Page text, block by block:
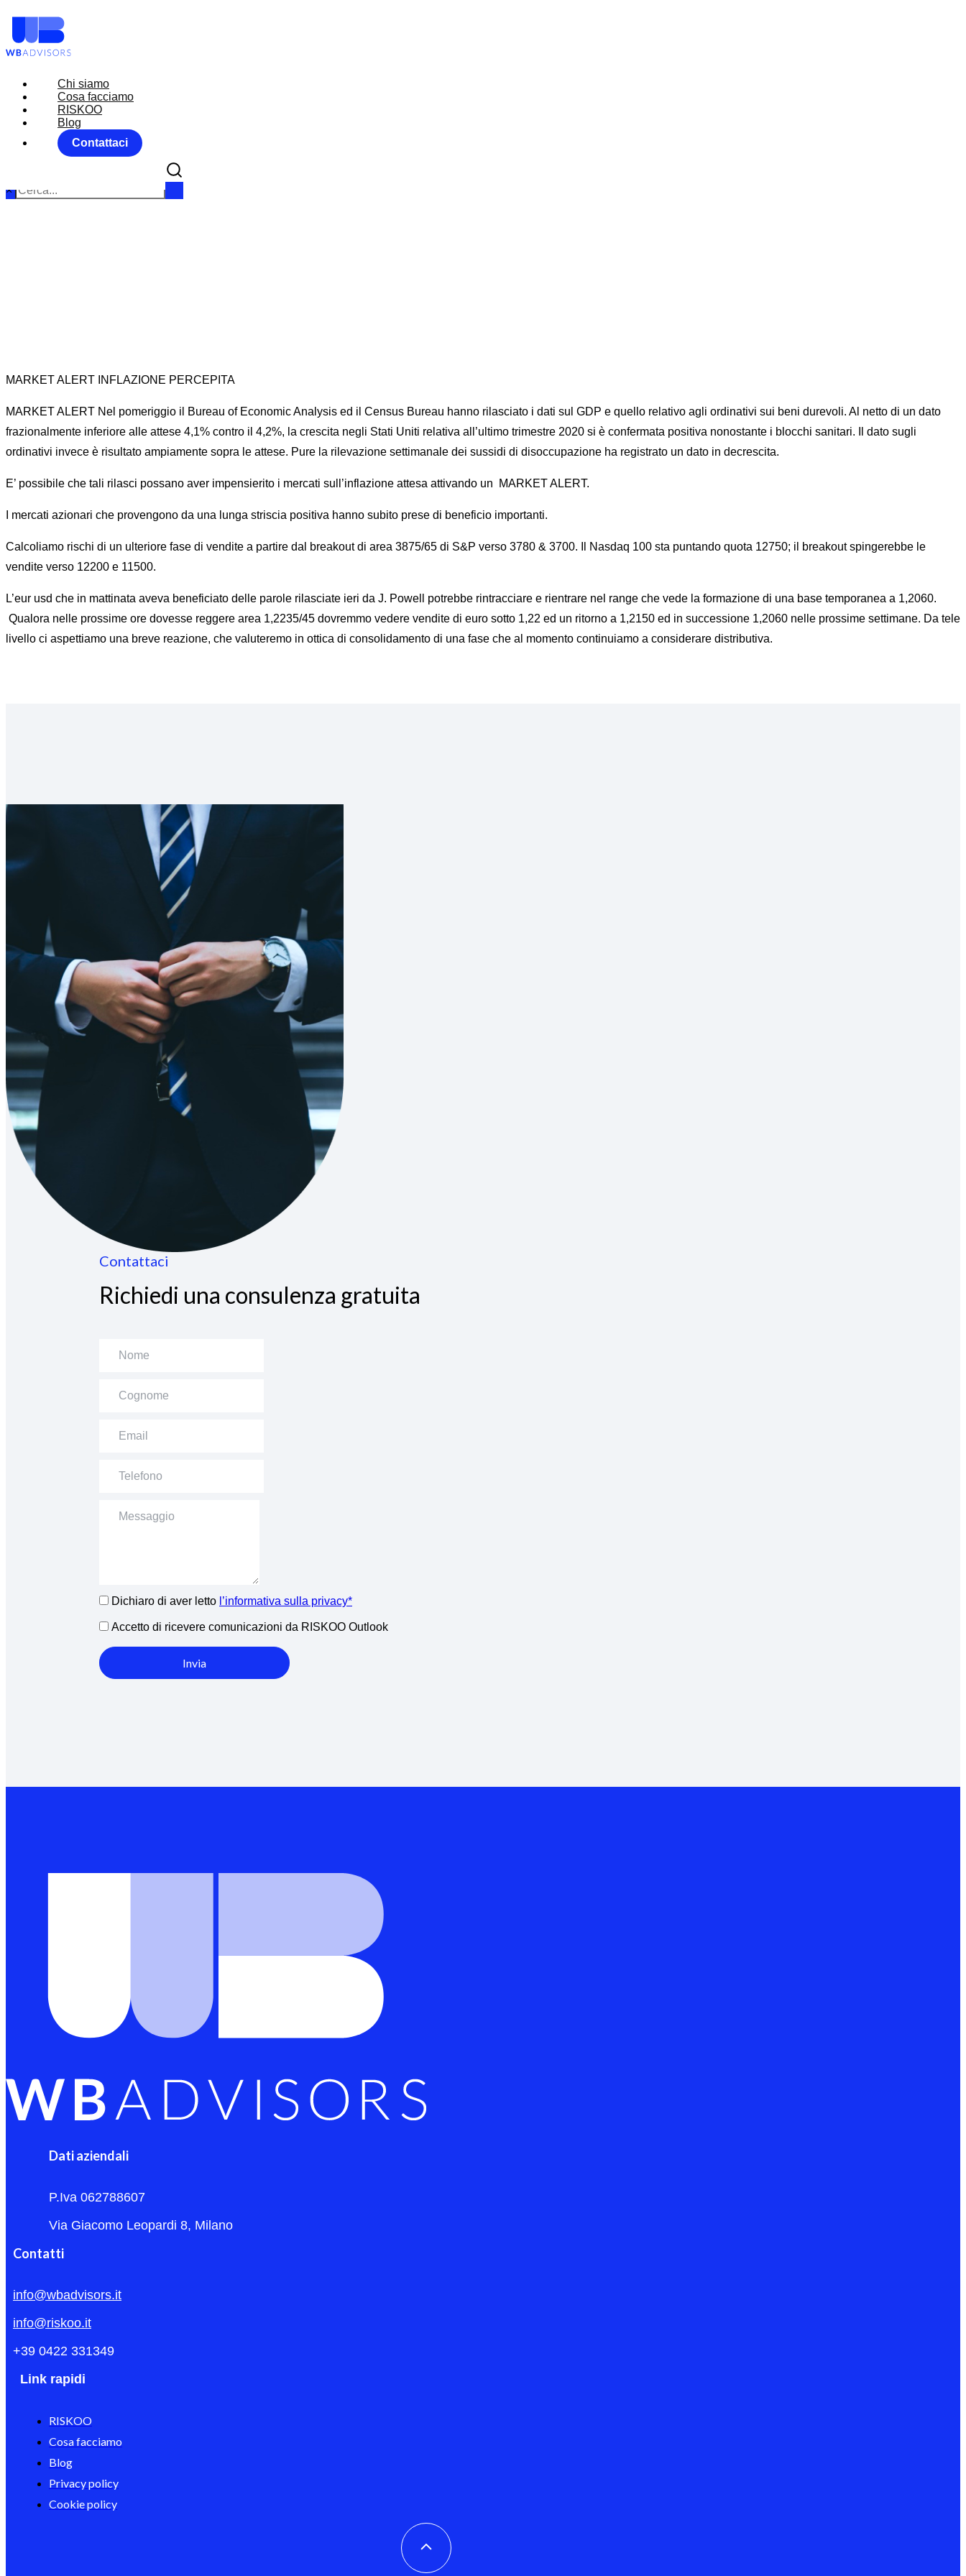
Chi siamo
Cosa facciamo
RISKOO
Blog
Contattaci
Chi siamo
Cosa facciamo
RISKOO
Blog
Contattaci
×
MARKET ALERT INFLAZIONE PERCEPITA
MARKET ALERT Nel pomeriggio il Bureau of Economic Analysis ed il Census Bureau hanno rilasciato i dati sul GDP e quello relativo agli ordinativi sui beni durevoli. Al netto di un dato
frazionalmente inferiore alle attese 4,1% contro il 4,2%, la crescita negli Stati Uniti relativa all’ultimo trimestre 2020 si è confermata positiva nonostante i blocchi sanitari. Il dato sugli
ordinativi invece è risultato ampiamente sopra le attese. Pure la rilevazione settimanale dei sussidi di disoccupazione ha registrato un dato in decrescita.
E’ possibile che tali rilasci possano aver impensierito i mercati sull’inflazione attesa attivando un MARKET ALERT.
I mercati azionari che provengono da una lunga striscia positiva hanno subito prese di beneficio importanti.
Calcoliamo rischi di un ulteriore fase di vendite a partire dal breakout di area 3875/65 di S&P verso 3780 & 3700. Il Nasdaq 100 sta puntando quota 12750; il breakout spingerebbe le
vendite verso 12200 e 11500.
L’eur usd che in mattinata aveva beneficiato delle parole rilasciate ieri da J. Powell potrebbe rintracciare e rientrare nel range che vede la formazione di una base temporanea a 1,2060.
Qualora nelle prossime ore dovesse reggere area 1,2235/45 dovremmo vedere vendite di euro sotto 1,22 ed un ritorno a 1,2150 ed in successione 1,2060 nelle prossime settimane. Da tele
livello ci aspettiamo una breve reazione, che valuteremo in ottica di consolidamento di una fase che al momento continuiamo a considerare distributiva.
Contattaci
Richiedi una consulenza gratuita
Dichiaro di aver letto l’informativa sulla privacy*
Accetto di ricevere comunicazioni da RISKOO Outlook
Invia
Dati aziendali
P.Iva 062788607
Via Giacomo Leopardi 8, Milano
Contatti
info@wbadvisors.it
info@riskoo.it
+39 0422 331349
Link rapidi
RISKOO
Cosa facciamo
Blog
Privacy policy
Cookie policy